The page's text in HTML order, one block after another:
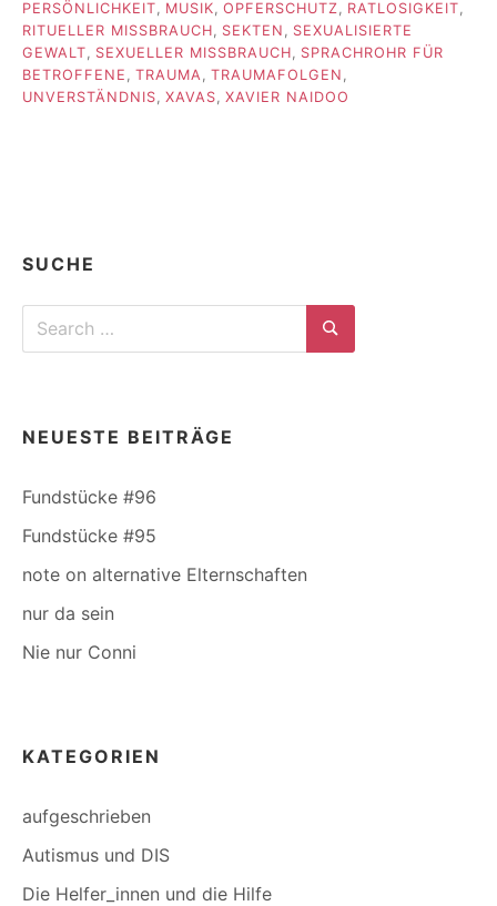
PERSÖNLICHKEIT
MUSIK OPFERSCHUTZ RATLOSIGKEIT
RITUELLER MISSBRAUCH
SEKTEN
SEXUALISIERTE
GEWALT
SEXUELLER MISSBRAUCH
SPRACHROHR FÜR
BETROFFENE
TRAUMA TRAUMAFOLGEN
UNVERSTÄNDNIS XAVAS XAVIER NAIDOO
SUCHE
Search
Search
NEUESTE BEITRÄGE
Fundstücke #96
Fundstücke #95
note on alternative Elternschaften
nur da sein
Nie nur Conni
KATEGORIEN
aufgeschrieben
Autismus und DIS
Die Helfer_innen und die Hilfe